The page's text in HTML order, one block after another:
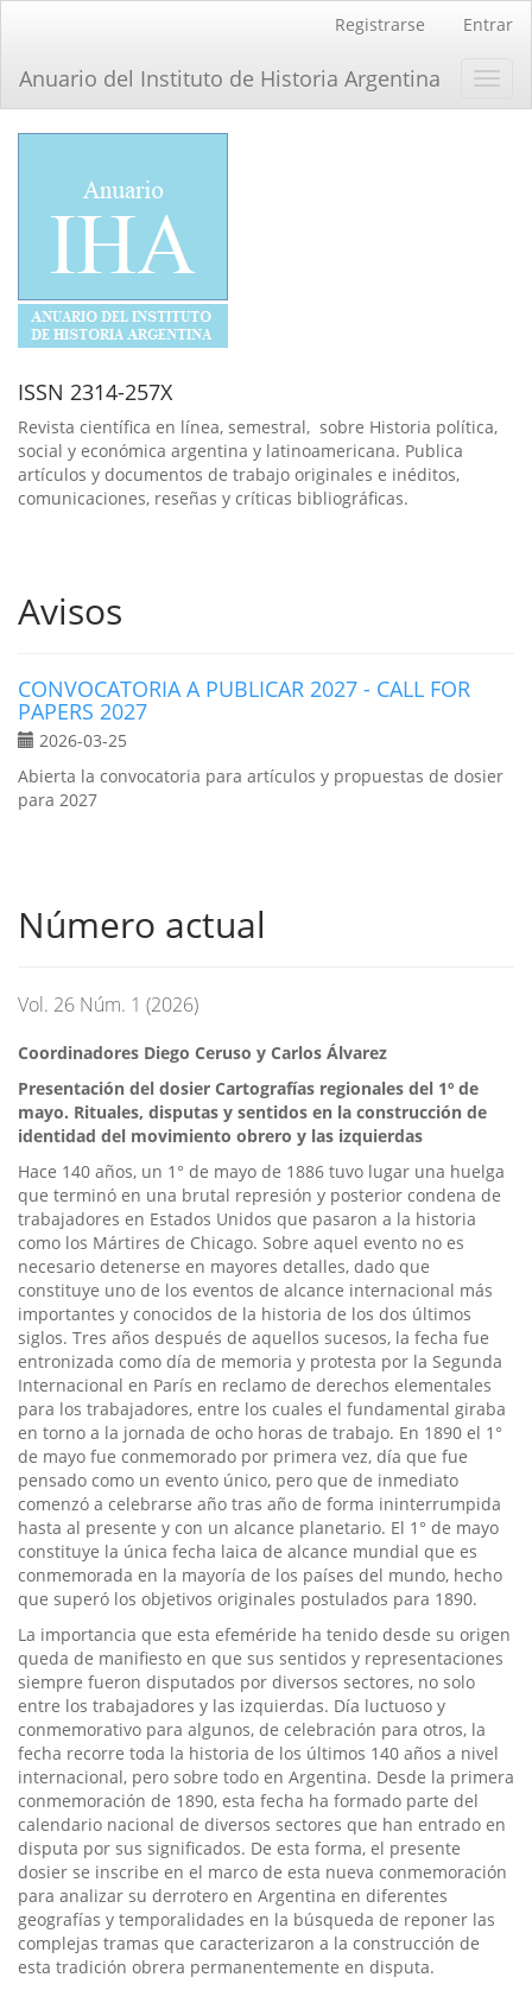
principal
Barra
lateral
Registrarse Entrar
Anuario del Instituto de Historia Argentina
ISSN 2314-257X
Revista científica en línea, semestral, sobre Historia política,
social y económica argentina y latinoamericana. Publica
artículos y documentos de trabajo originales e inéditos,
comunicaciones, reseñas y críticas bibliográficas.
Avisos
CONVOCATORIA A PUBLICAR 2027 - CALL FOR
PAPERS 2027
2026-03-25
Abierta la convocatoria para artículos y propuestas de dosier
para 2027
Número actual
Vol. 26 Núm. 1 (2026)
Coordinadores Diego Ceruso y Carlos Álvarez
Presentación del dosier Cartografías regionales del 1º de
mayo. Rituales, disputas y sentidos en la construcción de
identidad del movimiento obrero y las izquierdas
Hace 140 años, un 1° de mayo de 1886 tuvo lugar una huelga
que terminó en una brutal represión y posterior condena de
trabajadores en Estados Unidos que pasaron a la historia
como los Mártires de Chicago. Sobre aquel evento no es
necesario detenerse en mayores detalles, dado que
constituye uno de los eventos de alcance internacional más
importantes y conocidos de la historia de los dos últimos
siglos. Tres años después de aquellos sucesos, la fecha fue
entronizada como día de memoria y protesta por la Segunda
Internacional en París en reclamo de derechos elementales
para los trabajadores, entre los cuales el fundamental giraba
en torno a la jornada de ocho horas de trabajo. En 1890 el 1°
de mayo fue conmemorado por primera vez, día que fue
pensado como un evento único, pero que de inmediato
comenzó a celebrarse año tras año de forma ininterrumpida
hasta al presente y con un alcance planetario. El 1° de mayo
constituye la única fecha laica de alcance mundial que es
conmemorada en la mayoría de los países del mundo, hecho
que superó los objetivos originales postulados para 1890.
La importancia que esta efeméride ha tenido desde su origen
queda de manifiesto en que sus sentidos y representaciones
siempre fueron disputados por diversos sectores, no solo
entre los trabajadores y las izquierdas. Día luctuoso y
conmemorativo para algunos, de celebración para otros, la
fecha recorre toda la historia de los últimos 140 años a nivel
internacional, pero sobre todo en Argentina. Desde la primera
conmemoración de 1890, esta fecha ha formado parte del
calendario nacional de diversos sectores que han entrado en
disputa por sus significados. De esta forma, el presente
dosier se inscribe en el marco de esta nueva conmemoración
para analizar su derrotero en Argentina en diferentes
geografías y temporalidades en la búsqueda de reponer las
complejas tramas que caracterizaron a la construcción de
esta tradición obrera permanentemente en disputa.